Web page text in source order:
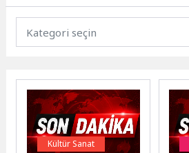
Kültür Sanat